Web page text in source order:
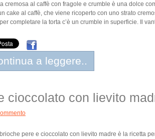
cremosa al caffè con fragole e crumble è una dolce
cake al caffè, che viene ricoperto con uno strato
completare la torta c’è un crumble in superficie. Il
a leggere..
cioccolato con lievito
brioche pere e cioccolato con lievito madre è la ricetta